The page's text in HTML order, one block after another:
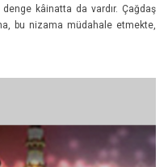
kâinatta da vardır. Çağdaş
bu nizama müdahale etmekte,